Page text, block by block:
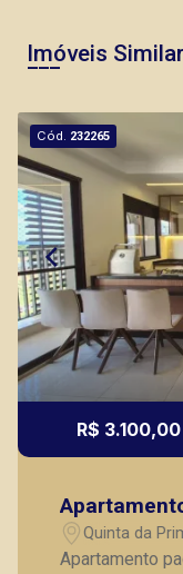
Imóveis
Cód. 232265
R$
Quinta da
Apartamento